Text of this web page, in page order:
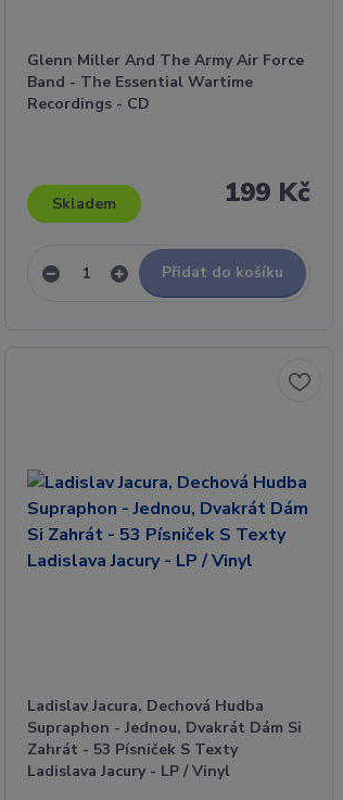
Glenn Miller And The Army Air Force
Band - The Essential Wartime
Recordings - CD
199 Kč
Skladem
Přidat do košíku
Ladislav Jacura, Dechová Hudba
Supraphon - Jednou, Dvakrát Dám Si
Zahrát - 53 Písniček S Texty
Ladislava Jacury - LP / Vinyl